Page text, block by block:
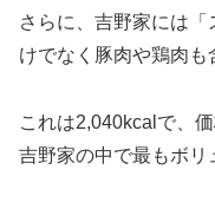
さらに、吉野家には
けでなく豚肉や鶏肉も
これは2,040kcalで、
吉野家の中で最もボリ